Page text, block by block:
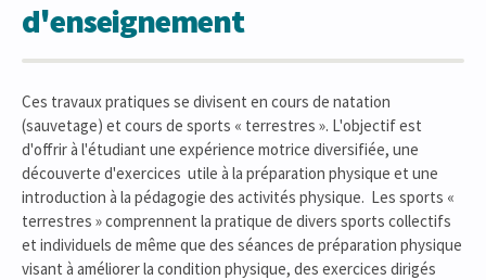
d'enseignement
Ces travaux pratiques se divisent en cours de natation
(sauvetage) et cours de sports « terrestres ». L'objectif est
d'offrir à l'étudiant une expérience motrice diversifiée, une
découverte d'exercices utile à la préparation physique et une
introduction à la pédagogie des activités physique. Les sports «
terrestres » comprennent la pratique de divers sports collectifs
et individuels de même que des séances de préparation physique
visant à améliorer la condition physique, des exercices dirigés